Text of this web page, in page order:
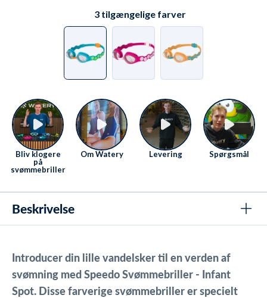
3 tilgængelige farver
Bliv klogere
på
svømmebriller
Om Watery Levering Spørgsmål
Beskrivelse
Introducer din lille vandelsker til en verden af
svømning med Speedo Svømmebriller - Infant
Spot. Disse farverige svømmebriller er specielt